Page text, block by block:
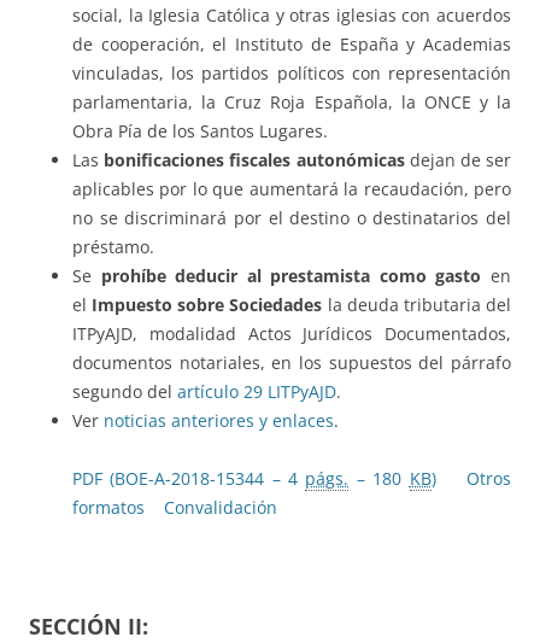
social, la Iglesia Católica y otras iglesias con acuerdos
de cooperación, el Instituto de España y Academias
vinculadas, los partidos políticos con representación
parlamentaria, la Cruz Roja Española, la ONCE y la
Obra Pía de los Santos Lugares.
Las bonificaciones fiscales autonómicasdejan de ser
aplicables por lo que aumentará la recaudación, pero
no se discriminará por el destino o destinatarios del
préstamo.
Se prohíbe deducir al prestamista como gasto en
el Impuesto sobre Sociedades la deuda tributaria del
ITPyAJD, modalidad Actos Jurídicos Documentados,
documentos notariales, en los supuestos del párrafo
segundo del artículo 29 LITPyAJD.
Ver noticias anteriores y enlaces.
PDF (BOE-A-2018-15344 – 4 págs. – 180 KB)
Otros
formatos
Convalidación
SECCIÓN II: